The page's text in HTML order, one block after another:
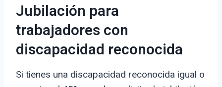
Jubilación para
trabajadores con
discapacidad reconocida
Si tienes una discapacidad reconocida igual o